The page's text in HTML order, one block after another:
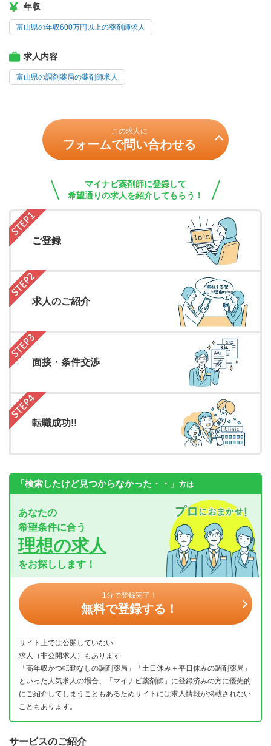
年収
富山県の年収600万円以上の薬剤師求人
求人内容
富山県の調剤薬局の薬剤師求人
この求人に
フォームで問い合わせる
マイナビ薬剤師に登録して
希望通りの求人を紹介してもらう！
ご登録
求人のご紹介
面接・条件交渉
転職成功!!
「検索したけど見つからなかった・・」 方は
あなたの
希望条件に合う
理想の求人
をお探しします！
1分で登録完了！
無料で登録する！
サイト上では公開していない
求人（非公開求人）もあります
「高年収かつ転勤なしの調剤薬局」「土日休み＋平日休みの調剤薬局」
といった人気求人の場合、「マイナビ薬剤師」に登録済みの方に優先的
にご紹介してしまうこともあるためサイトには求人情報が掲載されない
こともあります。
サービスのご紹介